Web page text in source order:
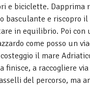
e biciclette. Dapprima
basculante e riscopro il
in equilibrio. Poi con
come posso un
il mare
finisce, a raccogliere
del percorso, ma